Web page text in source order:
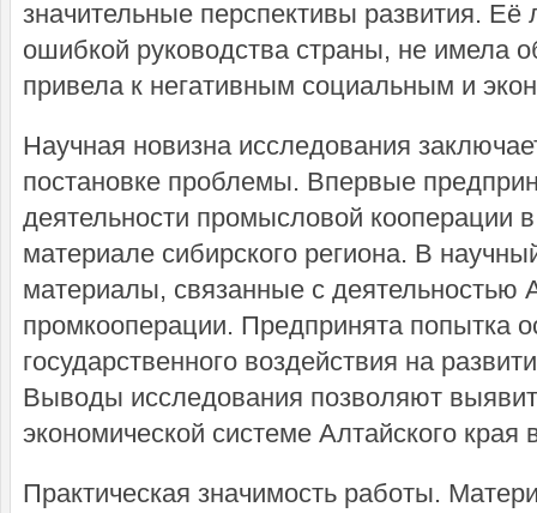
значительные перспективы развития.
ошибкой руководства страны, не имела
привела к негативным социальным и
Научная новизна исследования
постановке проблемы. Впервые
деятельности промысловой кооперации
материале сибирского региона. В
материалы, связанные с деятельностью
промкооперации. Предпринята попытка
государственного воздействия на
Выводы исследования позволяют
экономической системе Алтайского края
Практическая значимость работы.